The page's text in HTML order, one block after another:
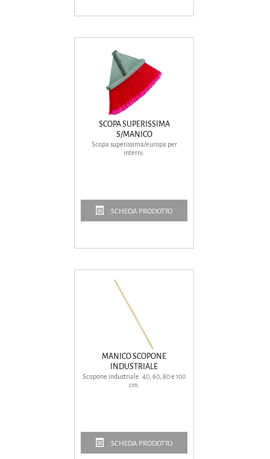
SCOPA SUPERISSIMA
S/MANICO
Scopa superissima/europa per
interni.
SCHEDA PRODOTTO
MANICO SCOPONE
INDUSTRIALE
Scopone industriale. 40, 60, 80 e 100
cm.
SCHEDA PRODOTTO